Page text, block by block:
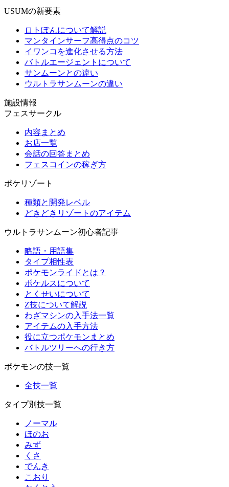
USUMの新要素
ロトぽんについて解説
マンタインサーフ高得点のコツ
イワンコを進化させる方法
バトルエージェントについて
サンムーンとの違い
ウルトラサンムーンの違い
施設情報
フェスサークル
内容まとめ
お店一覧
会話の回答まとめ
フェスコインの稼ぎ方
ポケリゾート
種類と開発レベル
どきどきリゾートのアイテム
ウルトラサンムーン初心者記事
略語・用語集
タイプ相性表
ポケモンライドとは？
ポケルスについて
とくせいについて
Z技について解説
わざマシンの入手法一覧
アイテムの入手方法
役に立つポケモンまとめ
バトルツリーへの行き方
ポケモンの技一覧
全技一覧
タイプ別技一覧
ノーマル
ほのお
みず
くさ
でんき
こおり